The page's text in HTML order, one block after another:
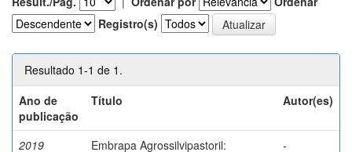
Registro(s)
Resultado 1-1 de 1.
Ano de
publicação
Título Autor(es)
2019
Embrapa Agrossilvipastoril:
-